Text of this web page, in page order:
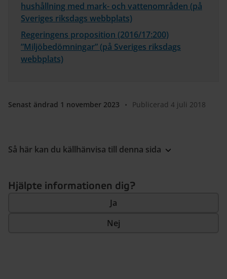
hushållning med mark- och vattenområden (på
Sveriges riksdags webbplats)
Regeringens proposition (2016/17:200)
”Miljöbedömningar” (på Sveriges riksdags
webbplats)
Senast ändrad 1 november 2023 • Publicerad 4 juli 2018
Så här kan du källhänvisa till denna sida
Hjälpte informationen dig?
Ja
Nej